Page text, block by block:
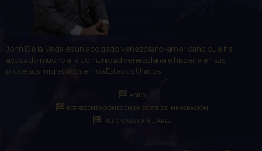
John De la Vega es un abogado venezolano-americano que ha
ayudado mucho a la comunidad venezolana e hispana en sus
procesos migratorios en los Estados Unidos.
ASILO
REPRESENTACIONES EN LA CORTE DE INMIGRACIÓN
PETICIONES FAMILIARES